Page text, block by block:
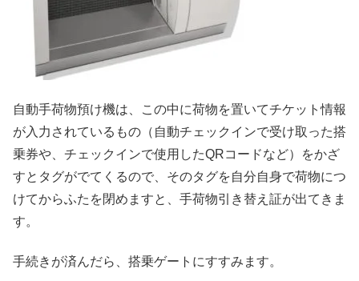
自動手荷物預け機は、この中に荷物を置いてチケット情報
が入力されているもの（自動チェックインで受け取った搭
乗券や、チェックインで使用したQRコードなど）をかざ
すとタグがでてくるので、そのタグを自分自身で荷物につ
けてからふたを閉めますと、手荷物引き替え証が出てきま
す。
手続きが済んだら、搭乗ゲートにすすみます。